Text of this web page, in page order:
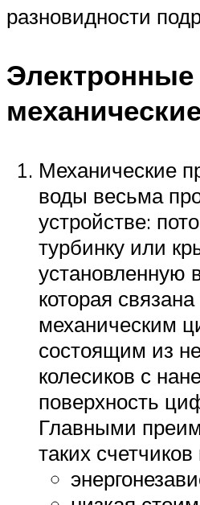
разновидности
Электронные
Механические
воды весьма
устройстве:
турбинку или
установленную
которая связана
механическим
состоящим из
колесиков с
поверхность
Главными
таких